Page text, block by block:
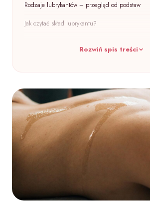
Rodzaje lubrykantów – przegląd od podstaw
Jak czytać skład lubrykantu?
Rozwiń spis treści